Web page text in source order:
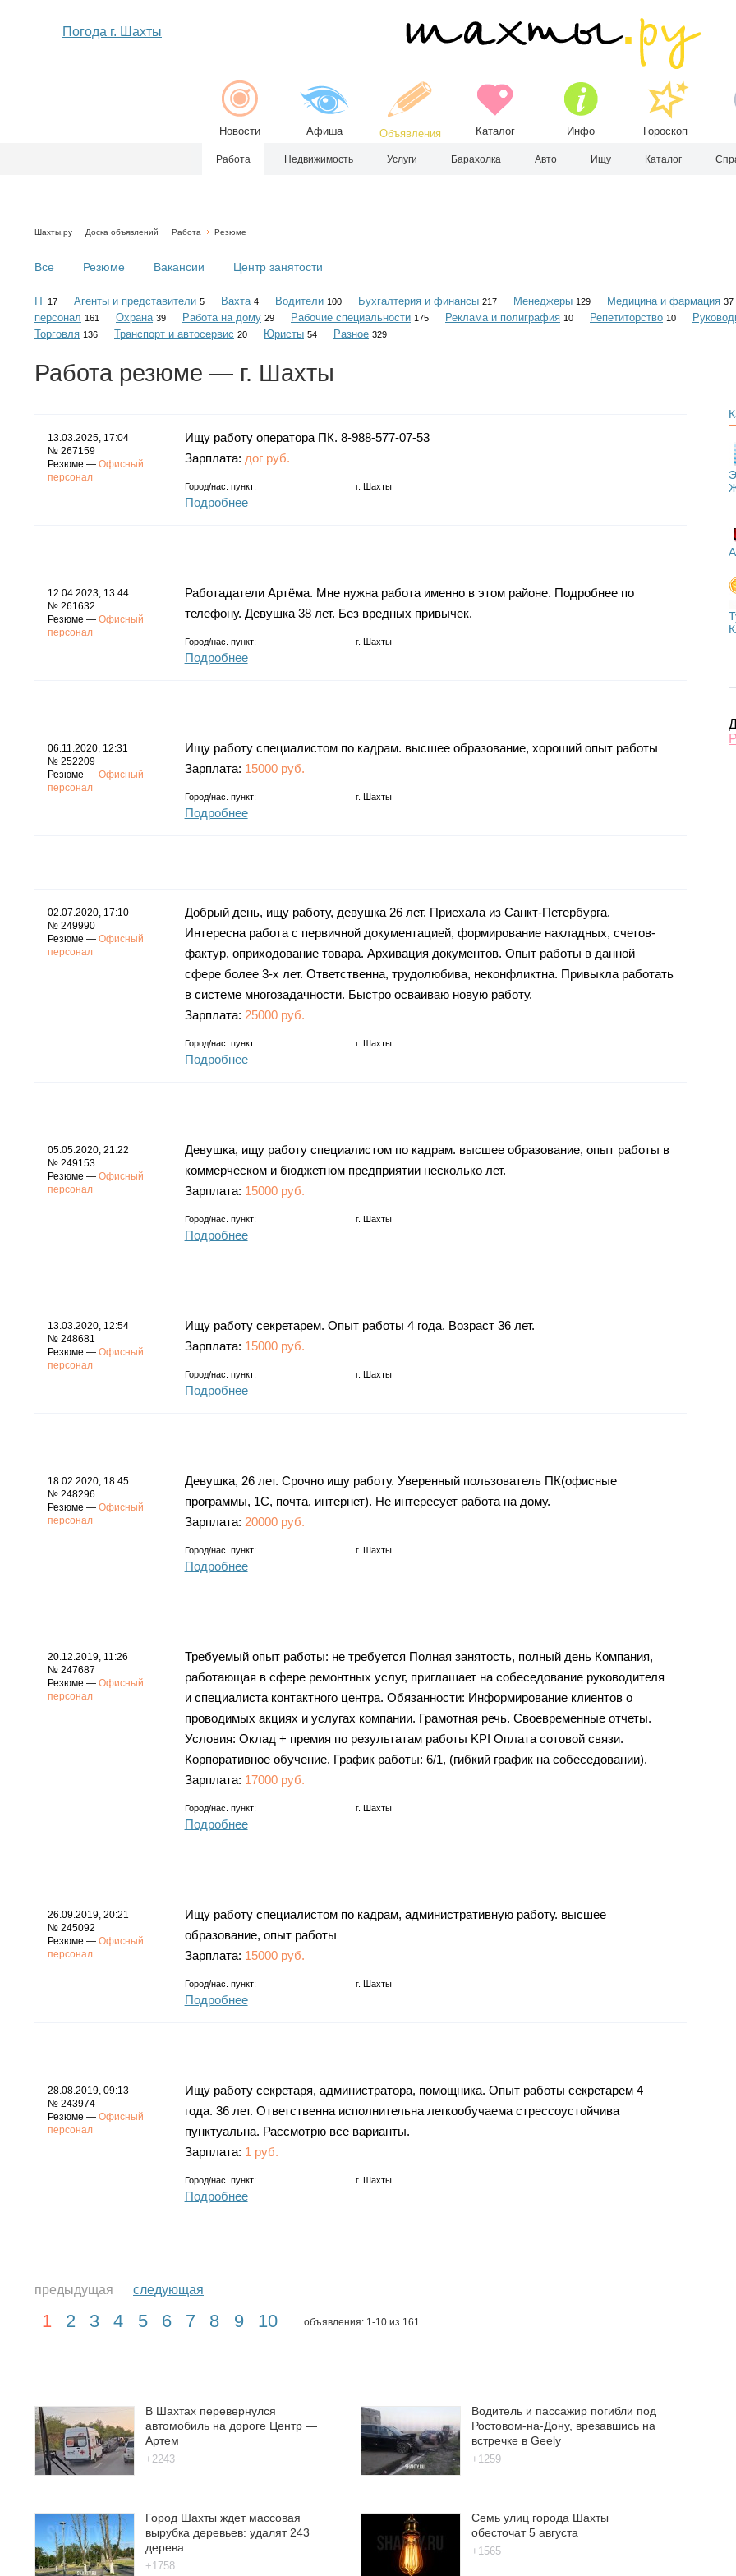
Погода г. Шахты
Новости Афиша Объявления Каталог Инфо Гороскоп
Работа Недвижимость Услуги Барахолка Авто Ищу Каталог
Шахты.ру Доска объявлений Работа Резюме
Все Резюме Вакансии Центр занятости
IT 17 Агенты и представители 5 Вахта 4 Водители 100 Бухгалтерия и финансы 217 Менеджеры 129 Медицина и фармация 37
персонал 161 Охрана 39 Работа на дому 29 Рабочие специальности 175 Реклама и полиграфия 10 Репетиторство 10
Торговля 136 Транспорт и автосервис 20 Юристы 54 Разное 329
Работа резюме — г. Шахты
13.03.2025, 17:04
№ 267159
Резюме — Офисный
персонал
Ищу работу оператора ПК. 8-988-577-07-53
Зарплата: дог руб.
Город/нас. пункт: г. Шахты
Подробнее
12.04.2023, 13:44
№ 261632
Резюме — Офисный
персонал
Работадатели Артёма. Мне нужна работа именно в этом районе. Подробнее по
телефону. Девушка 38 лет. Без вредных привычек.
Город/нас. пункт: г. Шахты
Подробнее
06.11.2020, 12:31
№ 252209
Резюме — Офисный
персонал
Ищу работу специалистом по кадрам. высшее образование, хороший опыт работы
Зарплата: 15000 руб.
Город/нас. пункт: г. Шахты
Подробнее
02.07.2020, 17:10
№ 249990
Резюме — Офисный
персонал
Добрый день, ищу работу, девушка 26 лет. Приехала из Санкт-Петербурга.
Интересна работа с первичной документацией, формирование накладных, счетов-
фактур, оприходование товара. Архивация документов. Опыт работы в данной
сфере более 3-х лет. Ответственна, трудолюбива, неконфликтна. Привыкла работать
в системе многозадачности. Быстро осваиваю новую работу.
Зарплата: 25000 руб.
Город/нас. пункт: г. Шахты
Подробнее
05.05.2020, 21:22
№ 249153
Резюме — Офисный
персонал
Девушка, ищу работу специалистом по кадрам. высшее образование, опыт работы в
коммерческом и бюджетном предприятии несколько лет.
Зарплата: 15000 руб.
Город/нас. пункт: г. Шахты
Подробнее
13.03.2020, 12:54
№ 248681
Резюме — Офисный
персонал
Ищу работу секретарем. Опыт работы 4 года. Возраст 36 лет.
Зарплата: 15000 руб.
Город/нас. пункт: г. Шахты
Подробнее
18.02.2020, 18:45
№ 248296
Резюме — Офисный
персонал
Девушка, 26 лет. Срочно ищу работу. Уверенный пользователь ПК(офисные
программы, 1С, почта, интернет). Не интересует работа на дому.
Зарплата: 20000 руб.
Город/нас. пункт: г. Шахты
Подробнее
20.12.2019, 11:26
№ 247687
Резюме — Офисный
персонал
Требуемый опыт работы: не требуется Полная занятость, полный день Компания,
работающая в сфере ремонтных услуг, приглашает на собеседование руководителя
и специалиста контактного центра. Обязанности: Информирование клиентов о
проводимых акциях и услугах компании. Грамотная речь. Своевременные отчеты.
Условия: Оклад + премия по результатам работы KPI Оплата сотовой связи.
Корпоративное обучение. График работы: 6/1, (гибкий график на собеседовании).
Зарплата: 17000 руб.
Город/нас. пункт: г. Шахты
Подробнее
26.09.2019, 20:21
№ 245092
Резюме — Офисный
персонал
Ищу работу специалистом по кадрам, административную работу. высшее
образование, опыт работы
Зарплата: 15000 руб.
Город/нас. пункт: г. Шахты
Подробнее
28.08.2019, 09:13
№ 243974
Резюме — Офисный
персонал
Ищу работу секретаря, администратора, помощника. Опыт работы секретарем 4
года. 36 лет. Ответственна исполнительна легкообучаема стрессоустойчива
пунктуальна. Рассмотрю все варианты.
Зарплата: 1 руб.
Город/нас. пункт: г. Шахты
Подробнее
предыдущая следующая
1 2 3 4 5 6 7 8 9 10 объявления: 1-10 из 161
В Шахтах перевернулся
автомобиль на дороге Центр —
Артем
+2243
Водитель и пассажир погибли под
Ростовом-на-Дону, врезавшись на
встречке в Geely
+1259
Город Шахты ждет массовая
вырубка деревьев: удалят 243
дерева
+1758
Семь улиц города Шахты
обесточат 5 августа
+1565